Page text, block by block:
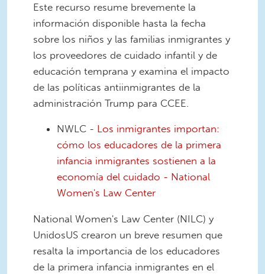
Este recurso resume brevemente la
información disponible hasta la fecha
sobre los niños y las familias inmigrantes y
los proveedores de cuidado infantil y de
educación temprana y examina el impacto
de las políticas antiinmigrantes de la
administración Trump para CCEE.
NWLC - Los inmigrantes importan:
cómo los educadores de la primera
infancia inmigrantes sostienen a la
economía del cuidado - National
Women's Law Center
National Women's Law Center (NILC) y
UnidosUS crearon un breve resumen que
resalta la importancia de los educadores
de la primera infancia inmigrantes en el